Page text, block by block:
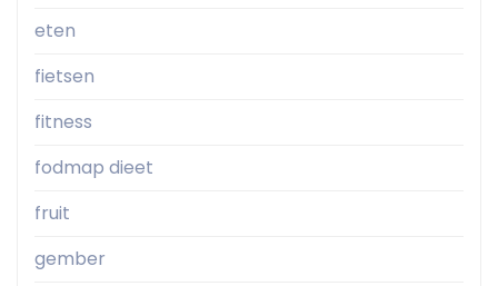
eten
fietsen
fitness
fodmap dieet
fruit
gember